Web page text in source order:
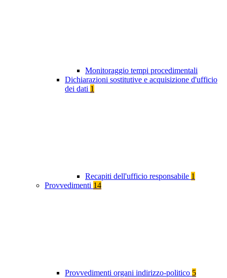
Monitoraggio tempi procedimentali
Dichiarazioni sostitutive e acquisizione d'ufficio
dei dati 1
Recapiti dell'ufficio responsabile 1
Provvedimenti 14
Provvedimenti organi indirizzo-politico 5